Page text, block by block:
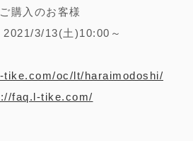
購入のお客様
2021/3/13(土)10:00～
tike.com/oc/lt/haraimodoshi/
faq.l-tike.com/